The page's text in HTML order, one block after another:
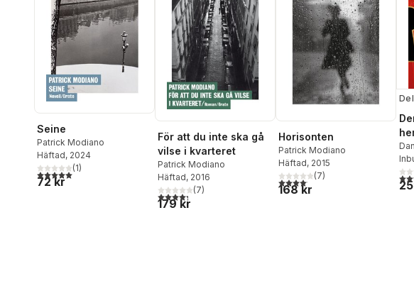
Seine
Patrick Modiano
Häftad, 2024
5,0utav 5 stjärnor. Totalt antal röster:
(1)
72 kr
För att du inte ska gå
vilse i kvarteret
Patrick Modiano
Häftad, 2016
4,3utav 5 stjärnor. Totalt antal röster:
(7)
179 kr
Horisonten
Patrick Modiano
Häftad, 2015
4,1utav 5 stjärnor. Totalt antal
(7)
168 kr
3,8